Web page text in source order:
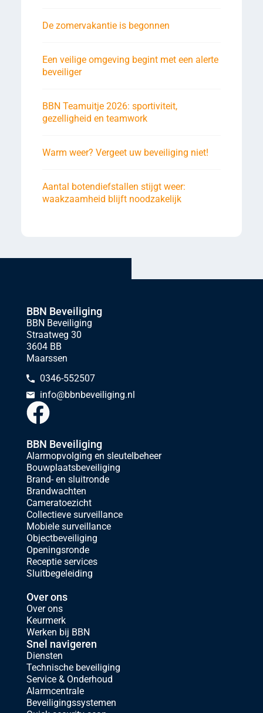
De zomervakantie is begonnen
Een veilige omgeving begint met een alerte
beveiliger
BBN Teamuitje 2026: sportiviteit,
gezelligheid en teamwork
Warm weer? Vergeet uw beveiliging niet!
Aantal botendiefstallen stijgt weer:
waakzaamheid blijft noodzakelijk
BBN Beveiliging
BBN Beveiliging
Straatweg 30
3604 BB
Maarssen
0346-552507
info@bbnbeveiliging.nl
BBN Beveiliging
Alarmopvolging en sleutelbeheer
Bouwplaatsbeveiliging
Brand- en sluitronde
Brandwachten
Cameratoezicht
Collectieve surveillance
Mobiele surveillance
Objectbeveiliging
Openingsronde
Receptie services
Sluitbegeleiding
Over ons
Over ons
Keurmerk
Werken bij BBN
Snel navigeren
Diensten
Technische beveiliging
Service & Onderhoud
Alarmcentrale
Beveiligingssystemen